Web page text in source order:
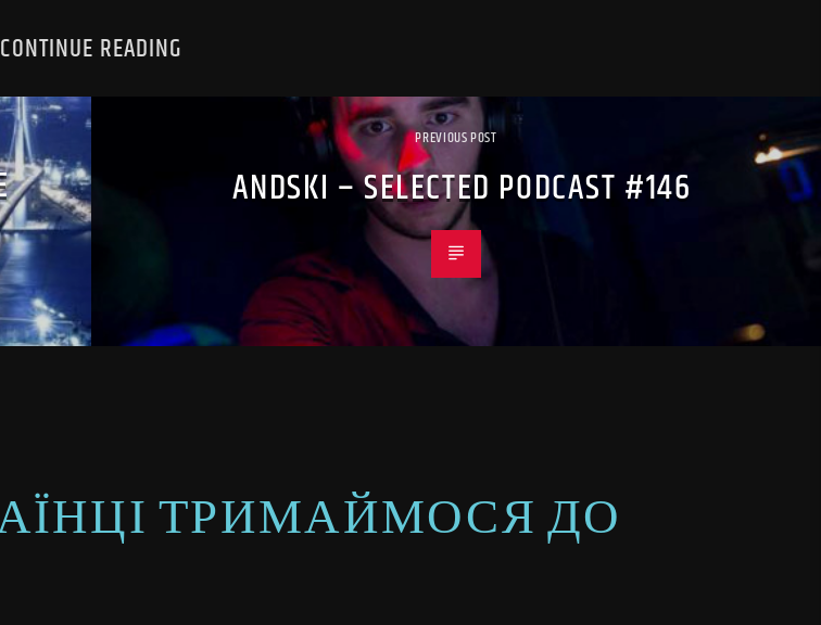
CONTINUE READING
PREVIOUS POST
ANDSKI – SELECTED PODCAST #146
ТРИМАЙМОСЯ ДО